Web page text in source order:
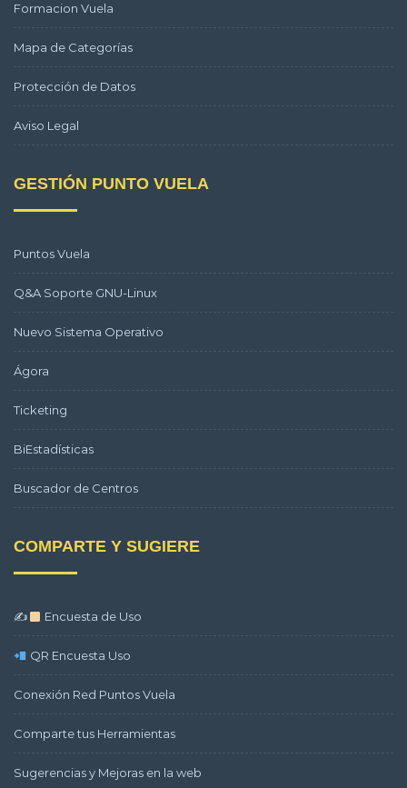
Formacion Vuela
Mapa de Categorías
Protección de Datos
Aviso Legal
GESTIÓN PUNTO VUELA
Puntos Vuela
Q&A Soporte GNU-Linux
Nuevo Sistema Operativo
Ágora
Ticketing
BiEstadísticas
Buscador de Centros
COMPARTE Y SUGIERE
✍ Encuesta de Uso
QR Encuesta Uso
Conexión Red Puntos Vuela
Comparte tus Herramientas
Sugerencias y Mejoras en la web